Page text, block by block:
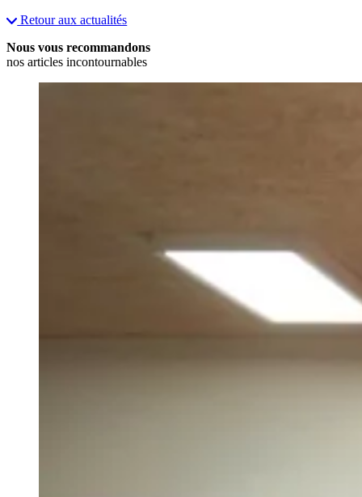
Retour aux actualités
Nous vous recommandons
nos articles incontournables